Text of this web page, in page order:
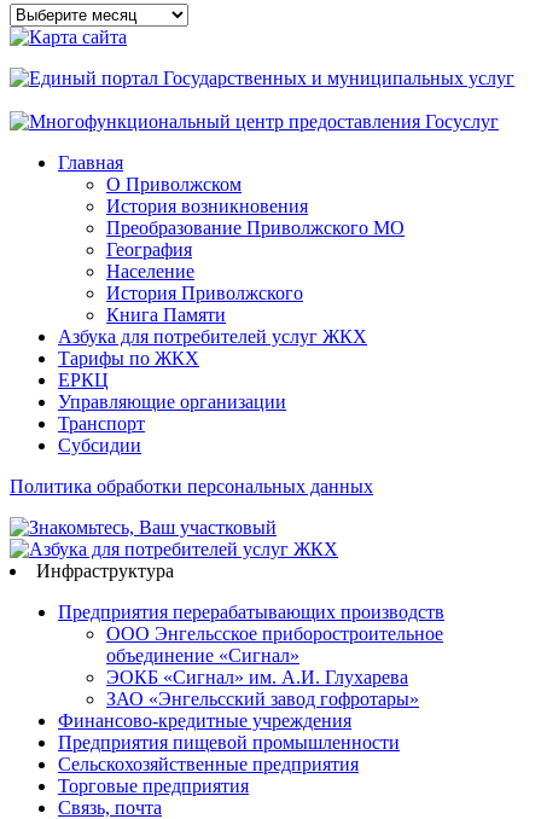
Архивы
сайта
Главная
О Приволжском
История возникновения
Преобразование Приволжского МО
География
Население
История Приволжского
Книга Памяти
Азбука для потребителей услуг ЖКХ
Тарифы по ЖКХ
ЕРКЦ
Управляющие организации
Транспорт
Субсидии
Политика обработки персональных данных
Инфраструктура
Предприятия перерабатывающих производств
ООО Энгельсское приборостроительное
объединение «Сигнал»
ЭОКБ «Сигнал» им. А.И. Глухарева
ЗАО «Энгельсский завод гофротары»
Финансово-кредитные учреждения
Предприятия пищевой промышленности
Сельскохозяйственные предприятия
Торговые предприятия
Связь, почта